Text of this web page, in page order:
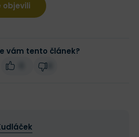
objevili
vám tento článek?
4